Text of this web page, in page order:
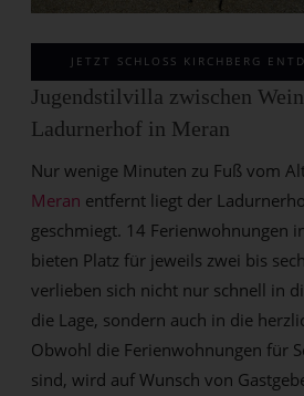
JETZT SCHLOSS KIRCHBERG
Jugendstilvilla zwischen
Ladurnerhof in Meran
Nur wenige Minuten zu Fuß vom
Meran entfernt liegt der
geschmiegt. 14 Ferienwohnungen
bieten Platz für jeweils zwei bis
verlieben sich nicht nur schnell in
die Lage, sondern auch in die
Obwohl die Ferienwohnungen für
sind, wird auf Wunsch von